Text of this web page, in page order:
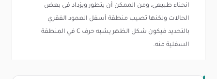
انحناء طبيعي، ومن الممكن أن يتطور ويزداد في بعض
الحالات ولكنها تصيب منطقة أسفل العمود الفقري
بالتحديد فيكون شكل الظهر يشبه حرف C في المنطقة
السفلية منه.